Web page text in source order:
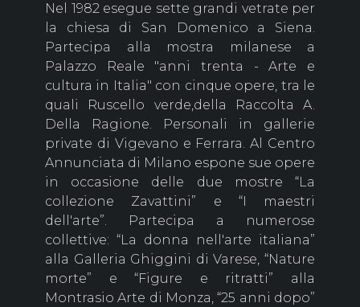
Nel 1982 esegue sette grandi vetrate per
la chiesa di San Domenico a Siena.
Partecipa alla mostra milanese a
Palazzo Reale "anni trenta - Arte e
cultura in Italia" con cinque opere, tra le
quali Ruscello verde,della Raccolta A.
Della Ragione. Personali in gallerie
private di Vigevano e Ferrara. Al Centro
Annunciata di Milano espone sue opere
in occasione delle due mostre “La
collezione Zavattini” e “I maestri
dell'arte”. Partecipa a numerose
collettive: “La donna nell'arte italiana”
alla Galleria Ghiggini di Varese, “Nature
morte” e “Figure e ritratti” alla
Montrasio Arte di Monza, “25 anni dopo”